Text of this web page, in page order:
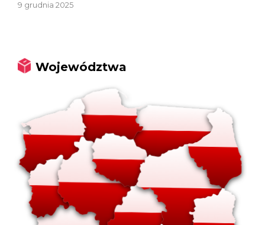
9 grudnia 2025
Województwa